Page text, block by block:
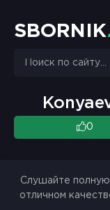
S BO R N K
0
Слушайте
отличном